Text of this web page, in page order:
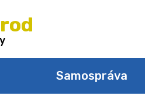
Samospráva